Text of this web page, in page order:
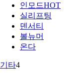
인모드HOT
실리프팅
덴서티
볼뉴머
온다
기타4